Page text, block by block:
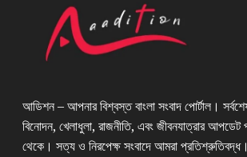
আডিশন – আপনার বিশ্বস্ত বাংলা সংবাদ পোর্টাল।
বিনোদন, খেলাধুলা, রাজনীতি, এবং জীবনযাত্রার আপডেট
থেকে। সত্য ও নিরপেক্ষ সংবাদে আমরা প্রতিশ্রুতিবদ্ধ।